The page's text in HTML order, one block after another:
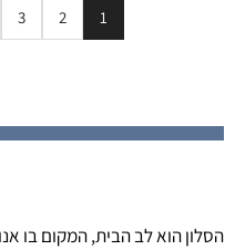
1
2
3
הסלון הוא לב הבית, המקום בו